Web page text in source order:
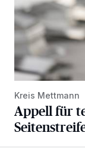
Kreis Mettmann
Appell für